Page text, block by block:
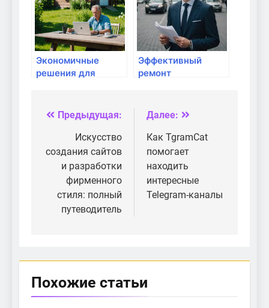
Экономичные
решения для
Эффективный
ремонт
Соломенский р-н,
Отрадный,
В.Гавела
Навигация
записям
Предыдущая:
Искусство
создания сайтов
и разработки
фирменного
стиля: полный
путеводитель
Далее:
Как TgramCat
помогает
находить
интересные
Telegram-каналы
Похожие статьи